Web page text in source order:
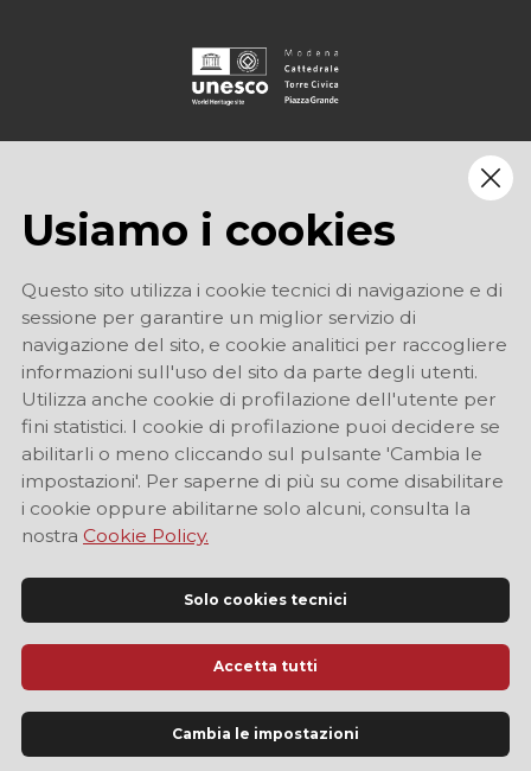
Sito Ufficiale di Informazione Turistica di Modena
Usiamo i cookies
Questo sito utilizza i cookie tecnici di navigazione e di
sessione per garantire un miglior servizio di
navigazione del sito, e cookie analitici per raccogliere
informazioni sull'uso del sito da parte degli utenti.
Utilizza anche cookie di profilazione dell'utente per
fini statistici. I cookie di profilazione puoi decidere se
abilitarli o meno cliccando sul pulsante 'Cambia le
impostazioni'. Per saperne di più su come disabilitare
i cookie oppure abilitarne solo alcuni, consulta la
nostra Cookie Policy.
Solo cookies tecnici
Accetta tutti
Cambia le impostazioni